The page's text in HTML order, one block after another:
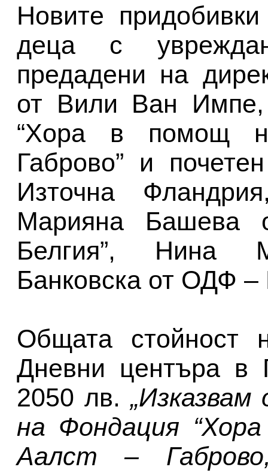
Новите
деца с
предадени на
от Вили Ван Импе,
“Хора в помощ
Габрово” и
Източна
Марияна Башева
Белгия”, Нина
Банковска от ОДФ –
Общата стойност
Дневни центъра в
2050 лв.
на Фондация
Аалст –